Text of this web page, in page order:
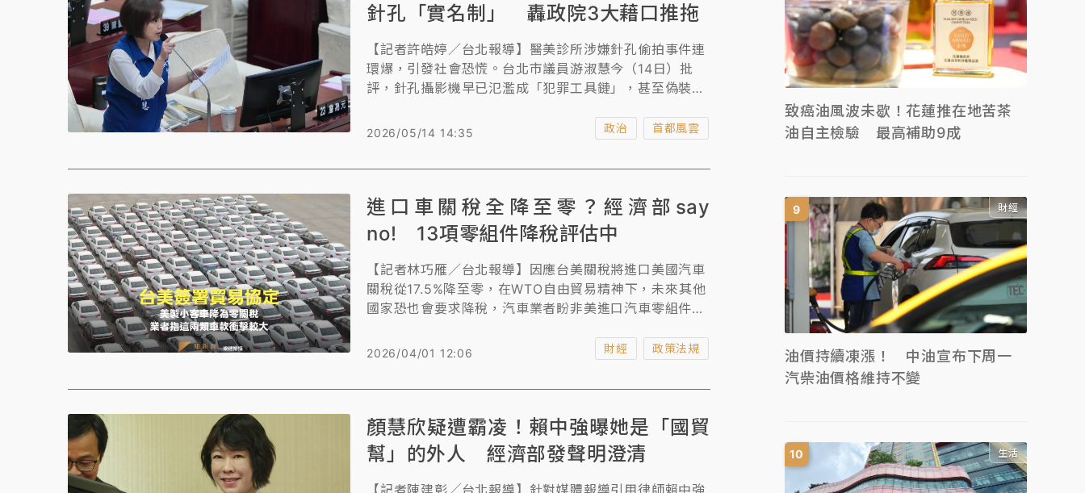
針孔「實名制」 轟政院3大藉口推拖
【記者許皓婷／台北報導】醫美診所涉嫌針孔偷拍事件連
環爆，引發社會恐慌。台北市議員游淑慧今（14日）批
評，針孔攝影機早已氾濫成「犯罪工具鏈」，甚至偽裝成
買到，質疑行政院去年面對她提出的「針孔攝影機實名
滾雪球般擴大，呼籲中央應立即修法，建立特殊攝影裝置
2026/05/14 14:35 政治 首都風雲
進口車關稅全降至零？經濟部say
no! 13項零組件降稅評估中
【記者林巧雁／台北報導】因應台美關稅將進口美國汽車
關稅從17.5%降至零，在WTO自由貿易精神下，未來其他
國家恐也會要求降稅，汽車業者盼非美進口汽車零組件關
公聽會討論。財政部次長陳勇勝表示，財政部針對13項汽
稅持反對態度。
2026/04/01 12:06 財經 政策法規
顏慧欣疑遭霸凌！賴中強曝她是「國貿
幫」的外人 經濟部發聲明澄清
【記者陳建彰╱台北報導】針對媒體報導引用律師賴中強
致癌油風波未歇！花蓮推在地苦茶
油自主檢驗 最高補助9成
財經
油價持續凍漲！ 中油宣布下周一
汽柴油價格維持不變
生活